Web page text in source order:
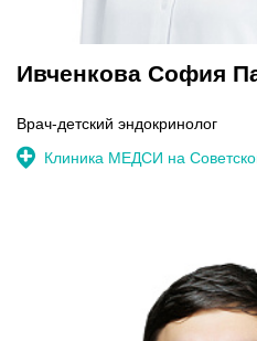
Ивченкова София
Врач-детский эндокринолог
Клиника МЕДСИ на